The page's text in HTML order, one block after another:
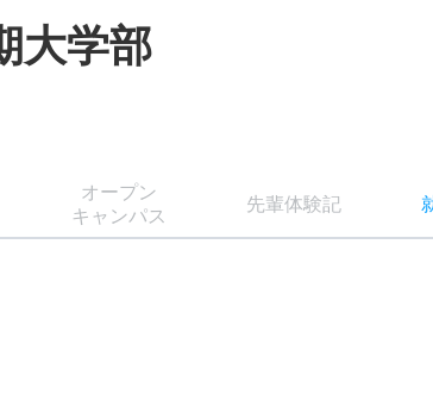
大学部
オープン
キャンパス
先輩体験記